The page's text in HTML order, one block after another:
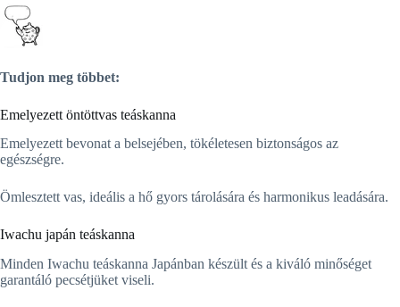
Tudjon meg többet:
Emelyezett öntöttvas teáskanna
Emelyezett bevonat a belsejében, tökéletesen biztonságos az
egészségre.
Ömlesztett vas, ideális a hő gyors tárolására és harmonikus leadására.
Iwachu japán teáskanna
Minden Iwachu teáskanna Japánban készült és a kiváló minőséget
garantáló pecsétjüket viseli.